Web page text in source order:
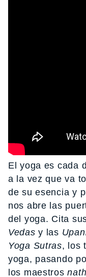
El yoga es cada
a la vez que va
de su esencia y
nos abre las
del yoga. Cita
Vedas y las
Yoga Sutras, los
yoga, pasando
los maestros